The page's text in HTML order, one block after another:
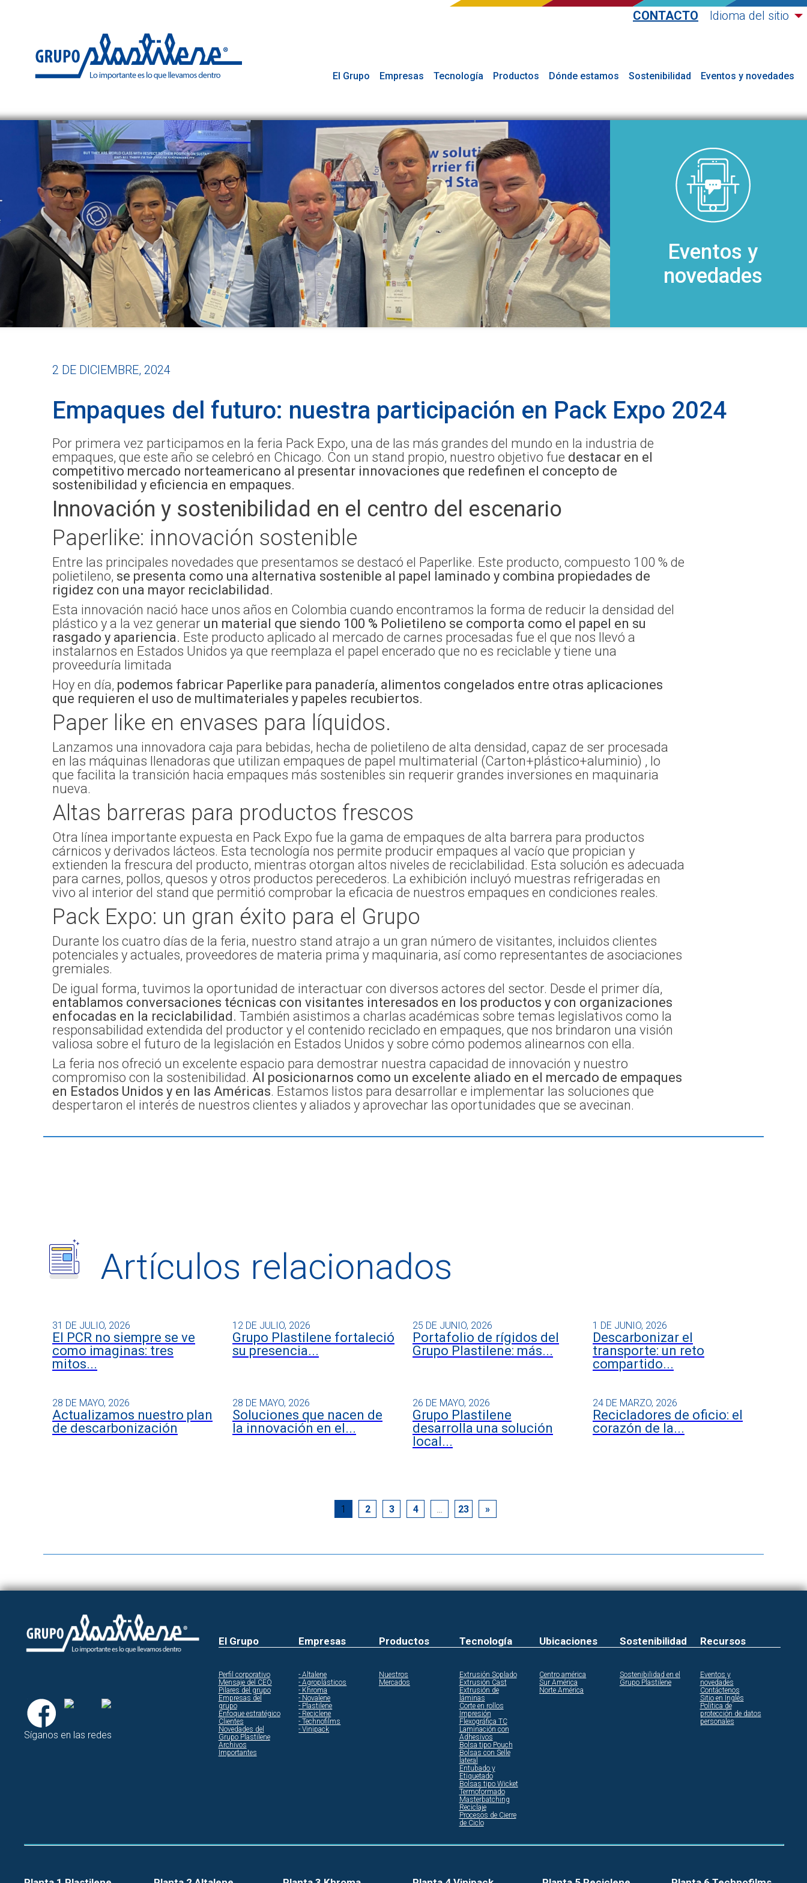
CONTACTO Idioma del sitio
El Grupo Empresas Tecnología Productos Dónde estamos Sostenibilidad Eventos y novedades
Eventos y
novedades
2 DE DICIEMBRE, 2024
Empaques del futuro: nuestra participación en Pack Expo 2024
Por primera vez participamos en la feria Pack Expo, una de las más grandes del mundo en la industria de
empaques, que este año se celebró en Chicago. Con un stand propio, nuestro objetivo fue destacar en el
competitivo mercado norteamericano al presentar innovaciones que redefinen el concepto de
sostenibilidad y eficiencia en empaques.
Innovación y sostenibilidad en el centro del escenario
Paperlike: innovación sostenible
Entre las principales novedades que presentamos se destacó el Paperlike. Este producto, compuesto 100 % de
polietileno, se presenta como una alternativa sostenible al papel laminado y combina propiedades de
rigidez con una mayor reciclabilidad.
Esta innovación nació hace unos años en Colombia cuando encontramos la forma de reducir la densidad del
plástico y a la vez generar un material que siendo 100 % Polietileno se comporta como el papel en su
rasgado y apariencia. Este producto aplicado al mercado de carnes procesadas fue el que nos llevó a
instalarnos en Estados Unidos ya que reemplaza el papel encerado que no es reciclable y tiene una
proveeduría limitada
Hoy en día, podemos fabricar Paperlike para panadería, alimentos congelados entre otras aplicaciones
que requieren el uso de multimateriales y papeles recubiertos.
Paper like en envases para líquidos.
Lanzamos una innovadora caja para bebidas, hecha de polietileno de alta densidad, capaz de ser procesada
en las máquinas llenadoras que utilizan empaques de papel multimaterial (Carton+plástico+aluminio) , lo
que facilita la transición hacia empaques más sostenibles sin requerir grandes inversiones en maquinaria
nueva.
Altas barreras para productos frescos
Otra línea importante expuesta en Pack Expo fue la gama de empaques de alta barrera para productos
cárnicos y derivados lácteos. Esta tecnología nos permite producir empaques al vacío que propician y
extienden la frescura del producto, mientras otorgan altos niveles de reciclabilidad. Esta solución es adecuada
para carnes, pollos, quesos y otros productos perecederos. La exhibición incluyó muestras refrigeradas en
vivo al interior del stand que permitió comprobar la eficacia de nuestros empaques en condiciones reales.
Pack Expo: un gran éxito para el Grupo
Durante los cuatro días de la feria, nuestro stand atrajo a un gran número de visitantes, incluidos clientes
potenciales y actuales, proveedores de materia prima y maquinaria, así como representantes de asociaciones
gremiales.
De igual forma, tuvimos la oportunidad de interactuar con diversos actores del sector. Desde el primer día,
entablamos conversaciones técnicas con visitantes interesados en los productos y con organizaciones
enfocadas en la reciclabilidad. También asistimos a charlas académicas sobre temas legislativos como la
responsabilidad extendida del productor y el contenido reciclado en empaques, que nos brindaron una visión
valiosa sobre el futuro de la legislación en Estados Unidos y sobre cómo podemos alinearnos con ella.
La feria nos ofreció un excelente espacio para demostrar nuestra capacidad de innovación y nuestro
compromiso con la sostenibilidad. Al posicionarnos como un excelente aliado en el mercado de empaques
en Estados Unidos y en las Américas. Estamos listos para desarrollar e implementar las soluciones que
despertaron el interés de nuestros clientes y aliados y aprovechar las oportunidades que se avecinan.
Artículos relacionados
31 DE JULIO, 2026
El PCR no siempre se ve
como imaginas: tres
mitos...
12 DE JULIO, 2026
Grupo Plastilene fortaleció
su presencia...
25 DE JUNIO, 2026
Portafolio de rígidos del
Grupo Plastilene: más...
1 DE JUNIO, 2026
Descarbonizar el
transporte: un reto
compartido...
28 DE MAYO, 2026
Actualizamos nuestro plan
de descarbonización
28 DE MAYO, 2026
Soluciones que nacen de
la innovación en el...
26 DE MAYO, 2026
Grupo Plastilene
desarrolla una solución
local...
24 DE MARZO, 2026
Recicladores de oficio: el
corazón de la...
1 2 3 4 … 23 »
Síganos en las redes
El Grupo
Perfil corporativo
Mensaje del CEO
Pilares del grupo
Empresas del
grupo
Enfoque estratégico
Clientes
Novedades del
Grupo Plastilene
Archivos
Importantes
Empresas
- Altalene
- Agroplásticos
- Khroma
- Novalene
- Plastilene
- Reciclene
- Technofilms
- Vinipack
Productos
Nuestros
Mercados
Tecnología
Extrusión Soplado
Extrusión Cast
Extrusión de
láminas
Corte en rollos
Impresión
Flexográfica TC
Laminación con
Adhesivos
Bolsa tipo Pouch
Bolsas con Selle
lateral
Entubado y
Etiquetado
Bolsas tipo Wicket
Termoformado
Masterbatching
Reciclaje
Procesos de Cierre
de Ciclo
Ubicaciones
Centro américa
Sur América
Norte América
Sostenibilidad
Sostenibilidad en el
Grupo Plastilene
Recursos
Eventos y
novedades
Contáctenos
Sitio en Inglés
Política de
protección de datos
personales